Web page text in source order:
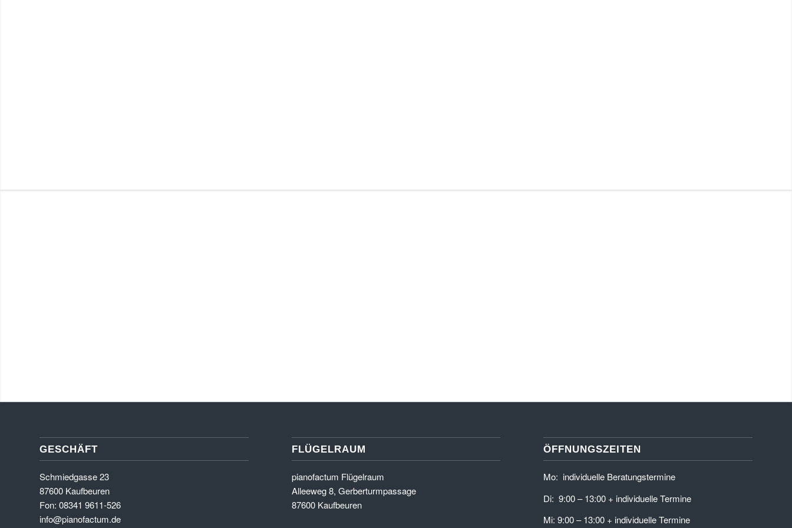
GESCHÄFT
Schmiedgasse 23
87600 Kaufbeuren
Fon: 08341 9611-526
info@pianofactum.de
FLÜGELRAUM
pianofactum Flügelraum
Alleeweg 8, Gerberturmpassage
87600 Kaufbeuren
ÖFFNUNGSZEITEN
Mo: individuelle Beratungstermine
Di: 9:00 – 13:00 + individuelle Termine
Mi: 9:00 – 13:00 + individuelle Termine